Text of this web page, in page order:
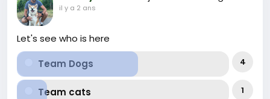
il y a 2 ans
Let's see who is here
Team Dogs
4
Team cats 1